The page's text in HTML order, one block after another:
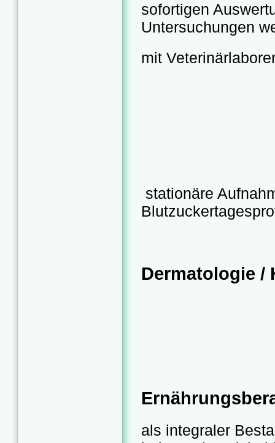
sofortigen
Untersuchungen
mit
stationäre
Dermatologie /
als integraler